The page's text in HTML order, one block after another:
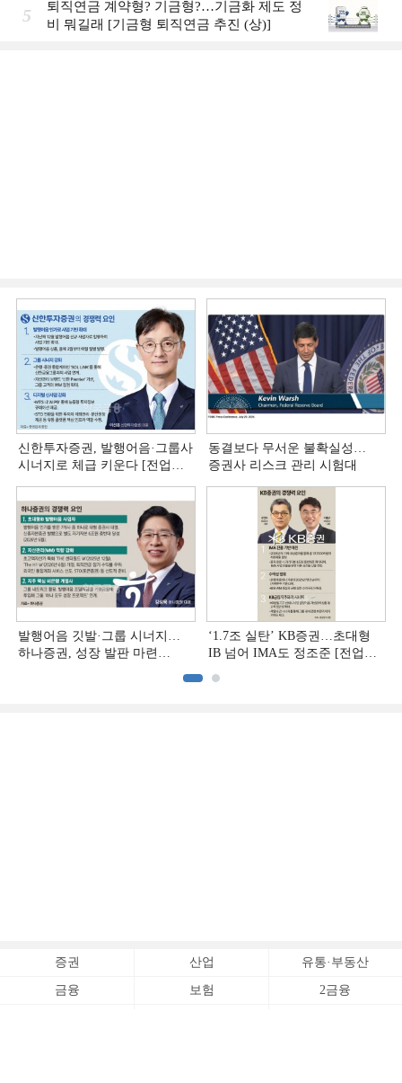
5
퇴직연금 계약형? 기금형?…기금화 제도 정
비 뭐길래 [기금형 퇴직연금 추진 (상)]
신한투자증권, 발행어음·그룹사
시너지로 체급 키운다 [전업계
동결보다 무서운 불확실성…
증권사 리스크 관리 시험대
발행어음 깃발·그룹 시너지…
하나증권, 성장 발판 마련
‘1.7조 실탄’ KB증권…초대형
IB 넘어 IMA도 정조준 [전업계
증권 산업 유통·부동산
금융 보험 2금융